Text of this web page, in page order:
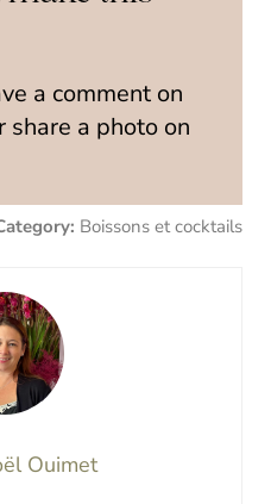
a comment on
share a photo on
Boissons et cocktails
Ouimet